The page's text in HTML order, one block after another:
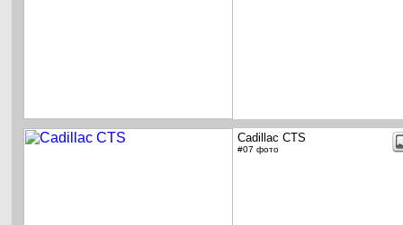
Cadillac CTS
#07 фото